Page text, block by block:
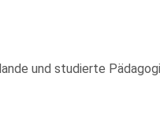
und studierte